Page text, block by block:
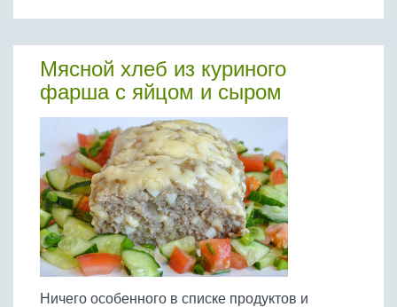
Мясной хлеб из куриного
фарша с яйцом и сыром
Ничего особенного в списке продуктов и